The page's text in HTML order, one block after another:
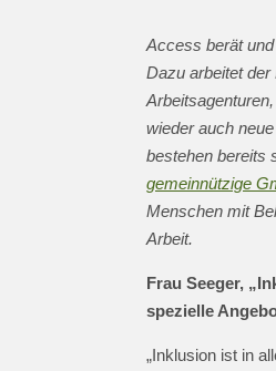
Access berät
Dazu arbeitet
wieder auch
bestehen bereits
gemeinnützige
Menschen mit
Arbeit.
Frau Seeger,
spezielle
„Inklusion ist in